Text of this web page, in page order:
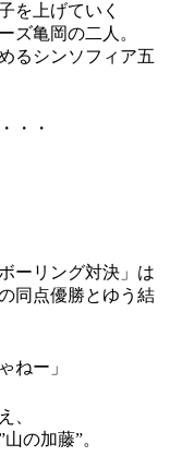
を上げていく
ズ亀岡の二人。
るシンソフィア五
・・
ーリング対決」は
同点優勝とゆう結
ねー」
、
の加藤”。